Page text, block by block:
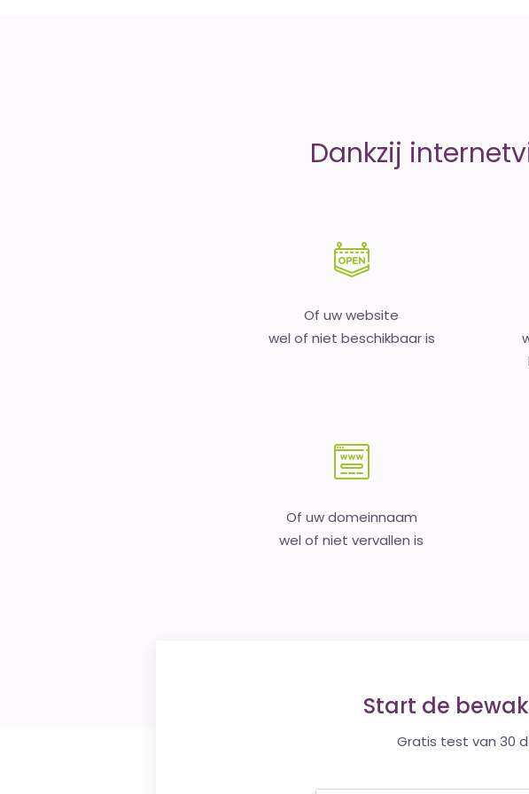
Dankzij
Of uw website
wel of niet beschikbaar is
Of uw domeinnaam
wel of niet vervallen is
Start de
Gratis test van 30